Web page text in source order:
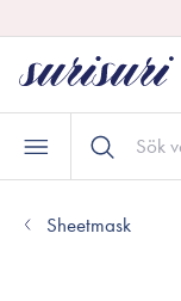
Sheetmask